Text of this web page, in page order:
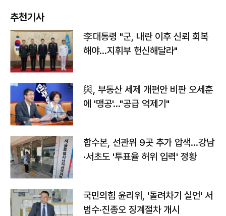
추천기사
李대통령 "군, 내란 이후 신뢰 회복
해야…지휘부 헌신해달라"
與, 부동산 세제 개편안 비판 오세훈
에 '맹공'…"공급 억제기"
합수본, 선관위 9곳 추가 압색…강남
·서초도 '투표율 허위 입력' 정황
국민의힘 윤리위, '돌려차기 실언' 서
범수·진종오 징계절차 개시